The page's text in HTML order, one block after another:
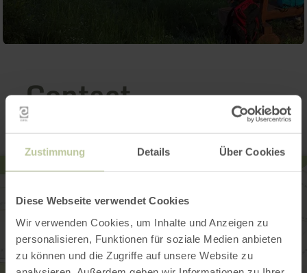
Zustimmung Details Über Cookies
Diese Webseite verwendet Cookies
Wir verwenden Cookies, um Inhalte und Anzeigen zu
personalisieren, Funktionen für soziale Medien anbieten
zu können und die Zugriffe auf unsere Website zu
Contact